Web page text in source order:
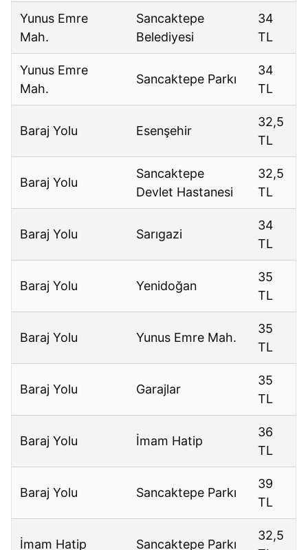
Yunus Emre
Mah.
Sancaktepe
Belediyesi
34
TL
Yunus Emre
Mah.
Sancaktepe Parkı
34
TL
Baraj Yolu Esenşehir
32,5
TL
Baraj Yolu
Sancaktepe
Devlet Hastanesi
32,5
TL
Baraj Yolu Sarıgazi
34
TL
Baraj Yolu Yenidoğan
35
TL
Baraj Yolu Yunus Emre Mah.
35
TL
Baraj Yolu Garajlar
35
TL
Baraj Yolu İmam Hatip
36
TL
Baraj Yolu Sancaktepe Parkı
39
TL
İmam Hatip Sancaktepe Parkı
32,5